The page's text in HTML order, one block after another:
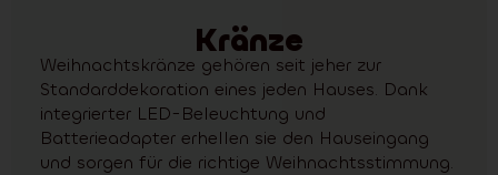
Kränze
Weihnachtskränze gehören seit jeher zur
Standarddekoration eines jeden Hauses. Dank
integrierter LED-Beleuchtung und
Batterieadapter erhellen sie den Hauseingang
und sorgen für die richtige Weihnachtsstimmung.